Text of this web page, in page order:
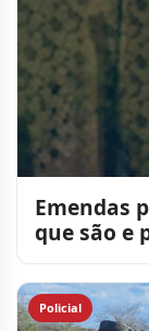
Emendas
que são e
Policial